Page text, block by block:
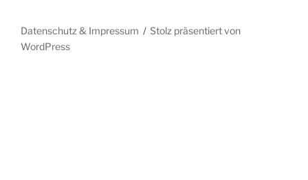
Datenschutz & Impressum
Stolz präsentiert von
WordPress